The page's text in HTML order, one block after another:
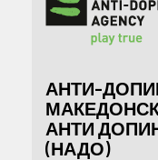
АНТИ-
АНТИ
(НАДО)